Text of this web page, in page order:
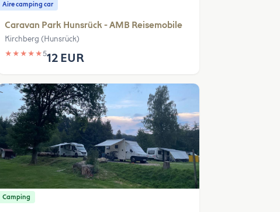
Aire camping car
Caravan Park Hunsrück - AMB Reisemobile
Kirchberg (Hunsrück)
★ ★ ★ ★ ★512 EUR
Camping